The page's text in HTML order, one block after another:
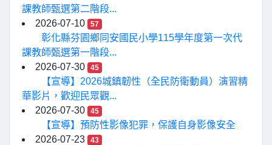
課教師甄選第二階段...
2026-07-10
57
彰化縣芬園鄉同安國民小學115學年度第一次代
課教師甄選第一階段...
2026-07-30
45
【宣導】2026城鎮韌性（全民防衛動員）演習精
華影片，歡迎民眾觀...
2026-07-30
45
【宣導】預防性影像犯罪，保護自身影像安全
2026-07-23
43